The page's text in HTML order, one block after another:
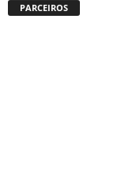
PARCEIROS